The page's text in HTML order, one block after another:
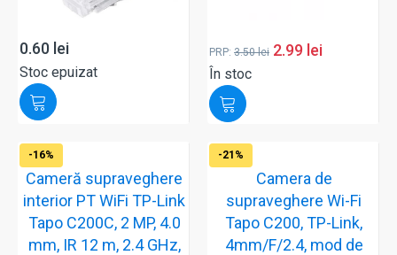
0.60 lei
Stoc epuizat
PRP: 3.50lei 2.99 lei
În stoc
-16%
Cameră supraveghere
interior PT WiFi TP-Link
Tapo C200C, 2 MP, 4.0
mm, IR 12 m, 2.4 GHz,
-21%
Camera de
supraveghere Wi-Fi
Tapo C200, TP-Link,
4mm/F/2.4, mod de